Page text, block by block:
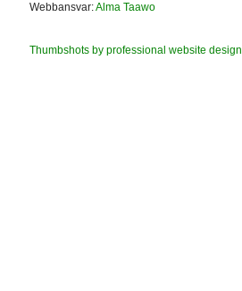
Webbansvar:Alma Taawo
Thumbshots by professional website design